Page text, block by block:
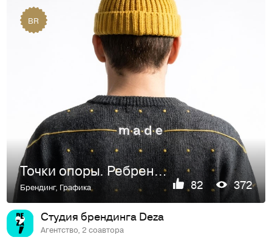
BR
Точки опоры. Ребрендинг экспедиторской компании GT Logistics
Брендинг, Графика 82 372
Студия брендинга Deza
Агентство, 2 соавтора